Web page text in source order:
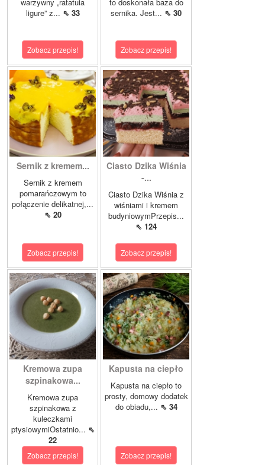
warzywny „ratatuia
ligure” z... ⇖ 33
Zobacz przepis!
to doskonała baza do
sernika. Jest... ⇖ 30
Zobacz przepis!
Sernik z kremem...
Sernik z kremem
pomarańczowym to
połączenie delikatnej,...
⇖ 20
Zobacz przepis!
Ciasto Dzika Wiśnia
-...
Ciasto Dzika Wiśnia z
wiśniami i kremem
budyniowymPrzepis...
⇖ 124
Zobacz przepis!
Kremowa zupa
szpinakowa...
Kremowa zupa
szpinakowa z
kuleczkami
ptysiowymiOstatnio... ⇖
22
Zobacz przepis!
Kapusta na ciepło
Kapusta na ciepło to
prosty, domowy dodatek
do obiadu,... ⇖ 34
Zobacz przepis!